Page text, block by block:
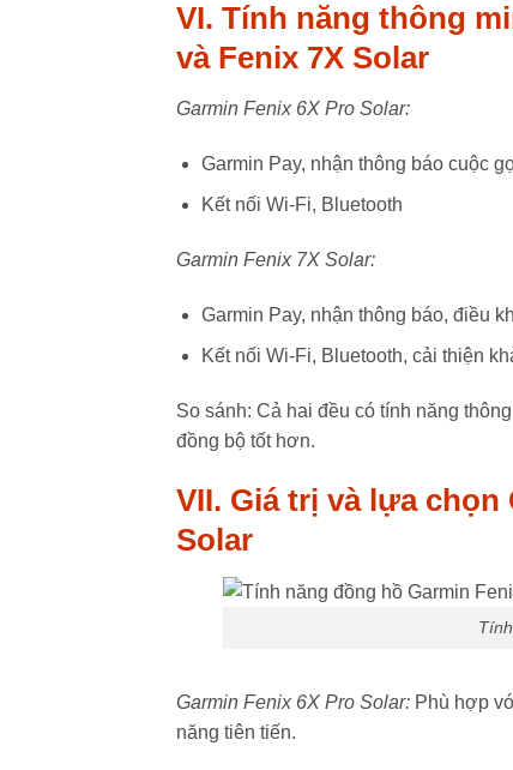
VI. Tính năng thông
và Fenix 7X Solar
Garmin Fenix 6X Pro Solar:
Garmin Pay, nhận thông báo cuộc
Kết nối Wi-Fi, Bluetooth
Garmin Fenix 7X Solar:
Garmin Pay, nhận thông báo, điều
Kết nối Wi-Fi, Bluetooth, cải thiện
So sánh: Cả hai đều có tính năng
đồng bộ tốt hơn.
VII. Giá trị và lựa chọn
Solar
Garmin Fenix 6X Pro Solar: Phù hợp
năng tiên tiến.